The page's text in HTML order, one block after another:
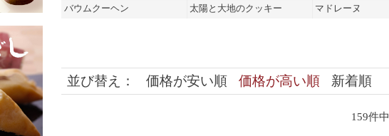
バウムクーヘン
太陽と大地のクッキー マドレーヌ
並び替え 価格が安い順 価格が高い順 新着順
159件中